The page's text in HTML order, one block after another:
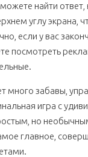
найти
углу экрана,
если у вас
посмотреть
много забавы,
игра с
но
главное,